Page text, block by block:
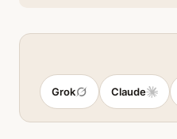
Claude
Grok